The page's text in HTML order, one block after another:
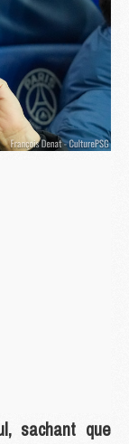
sachant que